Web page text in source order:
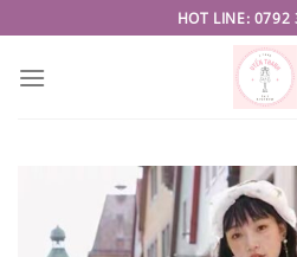
to
content
HOT LINE: 0792